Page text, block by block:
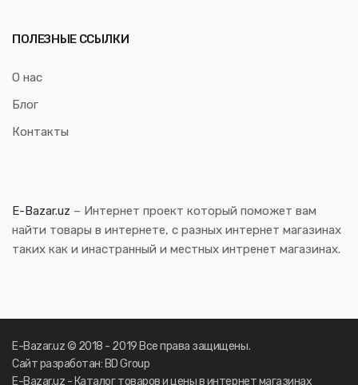
ПОЛЕЗНЫЕ ССЫЛКИ
О нас
Блог
Контакты
E-Bazar.uz – Интернет проект который поможет вам
найти товары в интернете, с разных интернет магазинах
таких как и инастранный и местных интренет магазинах.
E-Bazar.uz © 2018 - 2019 Все права защищены.
Сайт разработан: BD Group
E-Bazar.uz - Каталог товаров и цены в интернет магазинах